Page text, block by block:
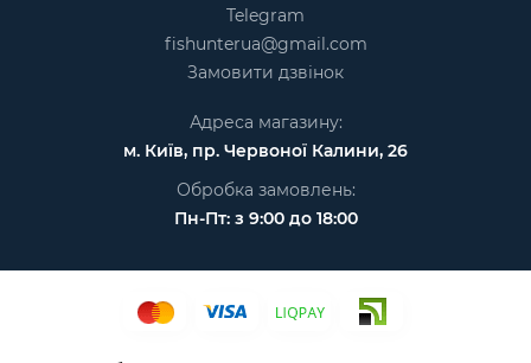
Telegram
fishunterua@gmail.com
Замовити дзвінок
Адреса магазину:
м. Київ, пр. Червоної Калини, 26
Обробка замовлень:
Пн-Пт: з 9:00 до 18:00